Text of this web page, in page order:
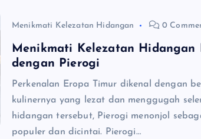
Menikmati Kelezatan Hidangan 0
Menikmati Kelezatan Hidangan
dengan Pierogi
Perkenalan Eropa Timur dikenal dengan
kulinernya yang lezat dan menggugah
hidangan tersebut, Pierogi menonjol
populer dan dicintai. Pierogi…